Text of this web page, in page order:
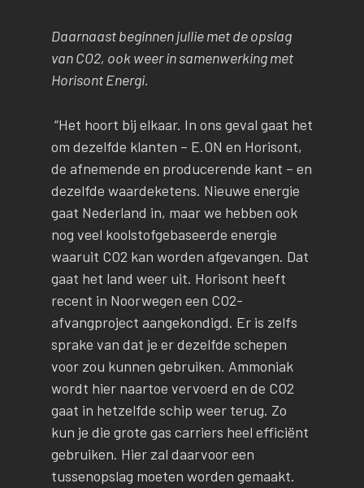
Daarnaast beginnen jullie met de opslag
van CO2, ook weer in samenwerking met
Horisont Energi.
“Het hoort bij elkaar. In ons geval gaat het
om dezelfde klanten – E.ON en Horisont,
de afnemende en producerende kant – en
dezelfde waardeketens. Nieuwe energie
gaat Nederland in, maar we hebben ook
nog veel koolstofgebaseerde energie
waaruit CO2 kan worden afgevangen. Dat
gaat het land weer uit. Horisont heeft
recent in Noorwegen een CO2-
afvangproject aangekondigd. Er is zelfs
sprake van dat je er dezelfde schepen
voor zou kunnen gebruiken. Ammoniak
wordt hier naartoe vervoerd en de CO2
gaat in hetzelfde schip weer terug. Zo
kun je die grote gas carriers heel efficiënt
gebruiken. Hier zal daarvoor een
tussenopslag moeten worden gemaakt.